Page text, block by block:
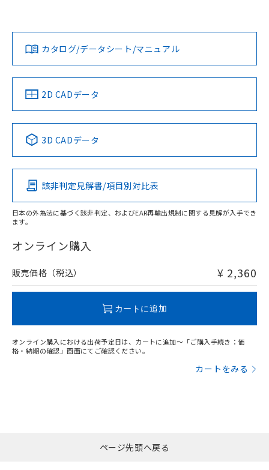
ダウンロードデータをご利用いただく前に、以下を必ずお読
みください。
ソフトウェアの使用条件
対応済み
中国 RoHS 注意事項・凡例
Pb Hg Cd Cr(VI)
O
在庫等で未対応品が混在する可能性があります。
問い合わせください。
LR型式承認
（イギリス
船舶規格）
DNV型式承認
（ノルウェー
BV型式承認
（フランス
KR型式
（韓国
No No No No
この製品の規格認証/適合状況ページへ
その他の認証はこちらのページからご検索ください
カタログ/データシート/マニュアル
2D CADデータ
3D CADデータ
該非判定見解書/項目別対比表
日本の外為法に基づく該非判定、およびEAR再輸出規制に関する見解が入手でき
ます。
オンライン購入
販売価格（税込） ¥ 2,360
カートに追加
オンライン購入における出荷予定日は、カートに追加～「ご購入手続き：価
格・納期の確認」画面にてご確認ください。
カートをみる
ページ先頭へ戻る